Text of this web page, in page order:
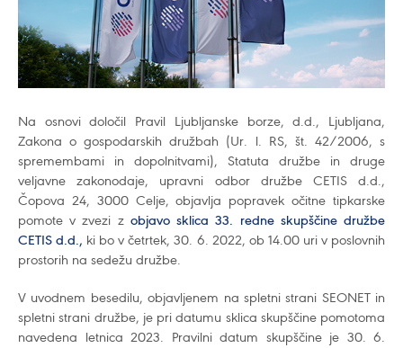
Na osnovi določil Pravil Ljubljanske borze, d.d., Ljubljana,
Zakona o gospodarskih družbah (Ur. l. RS, št. 42/2006, s
spremembami in dopolnitvami), Statuta družbe in druge
veljavne zakonodaje, upravni odbor družbe CETIS d.d.,
Čopova 24, 3000 Celje, objavlja popravek očitne tipkarske
pomote v zvezi z objavo sklica 33. redne skupščine družbe
CETIS d.d., ki bo v četrtek, 30. 6. 2022, ob 14.00 uri v poslovnih
prostorih na sedežu družbe.
V uvodnem besedilu, objavljenem na spletni strani SEONET in
spletni strani družbe, je pri datumu sklica skupščine pomotoma
navedena letnica 2023. Pravilni datum skupščine je 30. 6.